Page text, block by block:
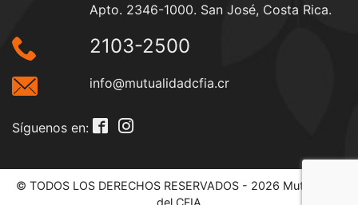
Apto. 2346-1000. San José, Costa Rica.
2103-2500
info@mutualidadcfia.cr
Síguenos en:
© TODOS LOS DERECHOS RESERVADOS - 2026 Mutualidad
del CFIA